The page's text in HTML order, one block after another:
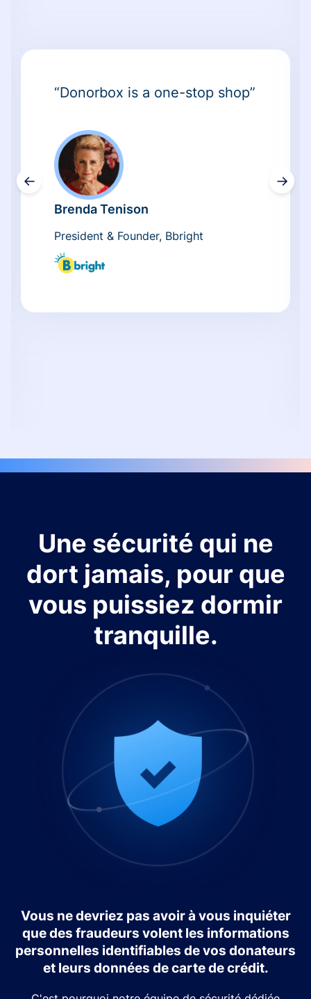
←
“Donorbox is a one-stop shop”
Brenda Tenison
President & Founder, Bbright
→
Une sécurité qui ne
dort jamais, pour que
vous puissiez dormir
tranquille.
Vous ne devriez pas avoir à vous inquiéter
que des fraudeurs volent les informations
personnelles identifiables de vos donateurs
et leurs données de carte de crédit.